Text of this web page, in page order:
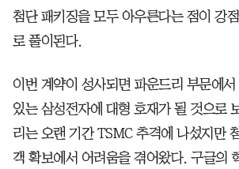
첨단 패키징을 모두 아우른다는 점이 강
로 풀이된다.
이번 계약이 성사되면 파운드리 부문에
있는 삼성전자에 대형 호재가 될 것으로
리는 오랜 기간 TSMC 추격에 나섰지만
객 확보에서 어려움을 겪어왔다. 구글의